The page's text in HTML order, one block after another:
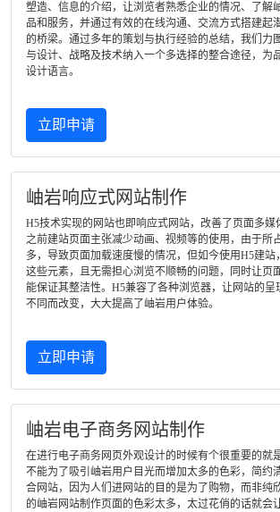
塑造、信息的介绍，让浏览者熟悉企业的情况、了解
品和服务，并通过有效的在线沟通、交流方式搭建起
的桥梁。通过多年的策划与执行经验的总结，我们力
与设计、战略及技术纳入一个多选择的整合途径，为
设计语言。
立即申请
岫岩响应式网站制作
H5技术实现的网站也即响应式网站，改善了页面多媒
之前建站页面主张减少动画、视频等的使用，由于所
多，导致页面加载速度慢的情况，但如今使用H5建站
这些元素，且无需担心浏览不顺畅的问题，同时让页
能保证其整洁性。H5兼容了各种浏览器，让网站的呈
不同而改变，大大提高了岫岩用户体验。
立即申请
岫岩电子商务网站制作
在进行电子商务网页外观设计的时候有个很重要的就
不能为了吸引岫岩用户目光而增加太多的色彩，简约
合网站，因为人们进网站的目的是为了购物，而非纯
的岫岩网站制作页面的色彩太多，太过花俏的话就会